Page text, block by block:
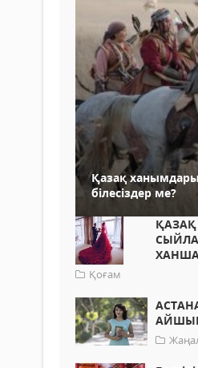
Қазақ
білесіздер ме?
Қоғам